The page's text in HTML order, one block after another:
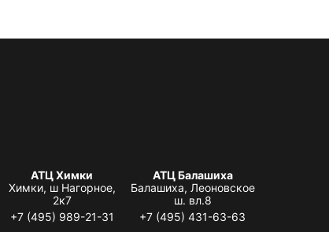
АТЦ Химки
Химки, ш Нагорное,
2к7
+7 (495) 989-21-31
АТЦ Балашиха
Балашиха, Леоновское
ш. вл.8
+7 (495) 431-63-63